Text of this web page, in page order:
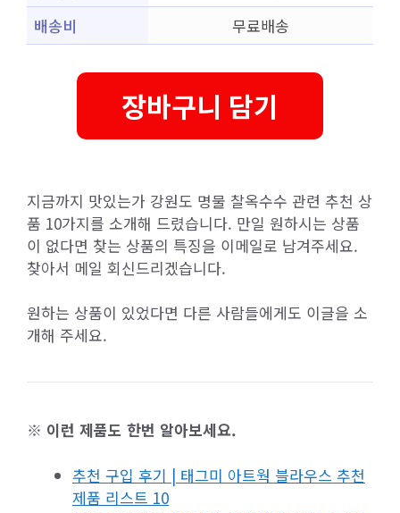
배송비
무료배송
장바구니 담기
지금까지 맛있는가 강원도 명물 찰옥수수 관련 추천 상
품 10가지를 소개해 드렸습니다. 만일 원하시는 상품
이 없다면 찾는 상품의 특징을 이메일로 남겨주세요.
찾아서 메일 회신드리겠습니다.
원하는 상품이 있었다면 다른 사람들에게도 이글을 소
개해 주세요.
※ 이런 제품도 한번 알아보세요.
추천 구입 후기 | 태그미 아트웍 블라우스 추천
제품 리스트 10